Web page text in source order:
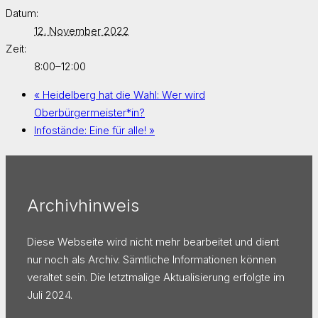
Datum:
12. November 2022
Zeit:
8:00–12:00
« Heidelberg hat die Wahl: Wer wird
Oberbürgermeister*in?
Infostände: Eine für alle! »
Archivhinweis
Diese Webseite wird nicht mehr bearbeitet und dient
nur noch als Archiv. Sämtliche Informationen können
veraltet sein. Die letztmalige Aktualisierung erfolgte im
Juli 2024.